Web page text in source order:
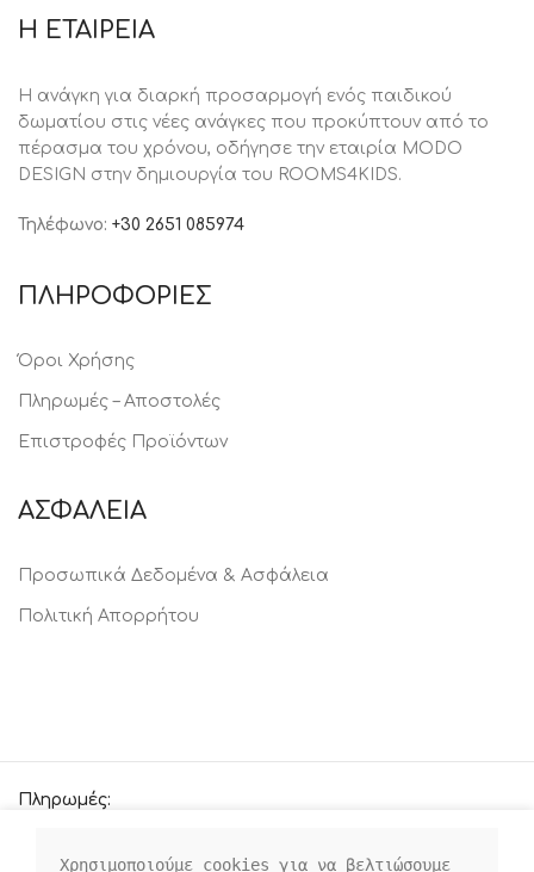
Η ΕΤΑΙΡΕΙΑ
Η ανάγκη για διαρκή προσαρμογή ενός παιδικού
δωματίου στις νέες ανάγκες που προκύπτουν από το
πέρασμα του χρόνου, oδήγησε την εταιρία MODO
DESIGN στην δημιουργία του ROOMS4KIDS.
Τηλέφωνο: +30 2651 085974
ΠΛΗΡΟΦΟΡΙΕΣ
Όροι Χρήσης
Πληρωμές – Αποστολές
Επιστροφές Προϊόντων
ΑΣΦΑΛΕΙΑ
Προσωπικά Δεδομένα & Ασφάλεια
Πολιτική Απορρήτου
Πληρωμές:
Χρησιμοποιούμε cookies για να βελτιώσουμε